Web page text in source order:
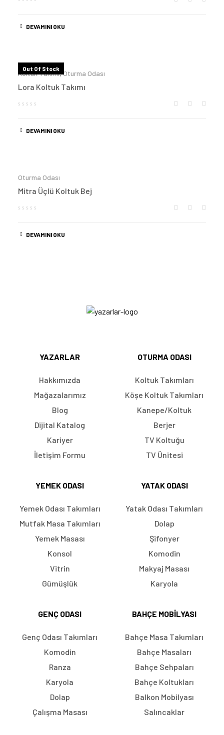
DEVAMINI OKU
Out Of Stock
Koltuk Takımı,Oturma Odası
Lora Koltuk Takımı
DEVAMINI OKU
Oturma Odası
Mitra Üçlü Koltuk Bej
DEVAMINI OKU
YAZARLAR
Hakkımızda
Mağazalarımız
Blog
Dijital Katalog
Kariyer
İletişim Formu
OTURMA ODASI
Koltuk Takımları
Köşe Koltuk Takımları
Kanepe/Koltuk
Berjer
TV Koltuğu
TV Ünitesi
YEMEK ODASI
Yemek Odası Takımları
Mutfak Masa Takımları
Yemek Masası
Konsol
Vitrin
Gümüşlük
YATAK ODASI
Yatak Odası Takımları
Dolap
Şifonyer
Komodin
Makyaj Masası
Karyola
GENÇ ODASI
Genç Odası Takımları
Komodin
Ranza
Karyola
Dolap
Çalışma Masası
BAHÇE MOBILYASI
Bahçe Masa Takımları
Bahçe Masaları
Bahçe Sehpaları
Bahçe Koltukları
Balkon Mobilyası
Salıncaklar